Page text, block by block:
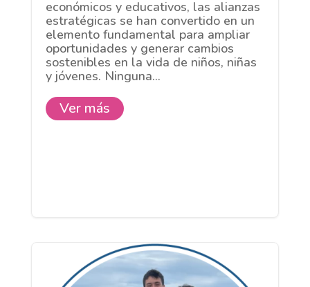
económicos y educativos, las alianzas
estratégicas se han convertido en un
elemento fundamental para ampliar
oportunidades y generar cambios
sostenibles en la vida de niños, niñas
y jóvenes. Ninguna...
Ver más